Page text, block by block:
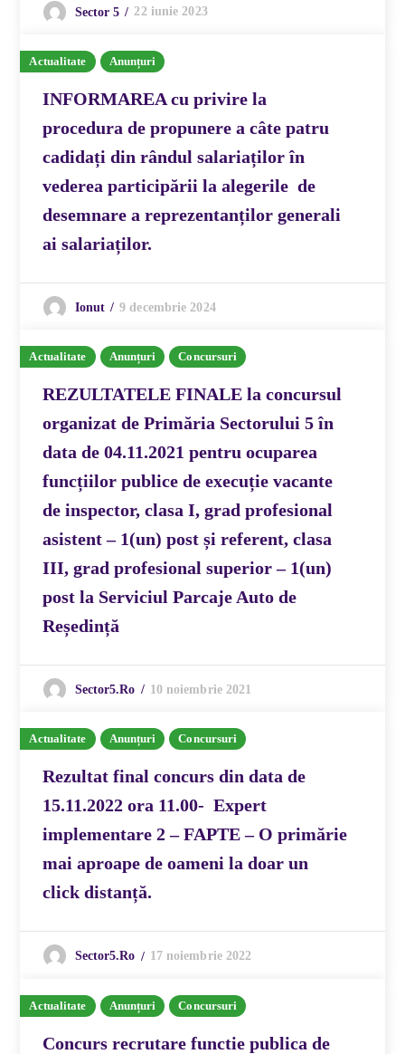
Sector 5 22 iunie 2023
Actualitate Anunțuri
INFORMAREA cu privire la
procedura de propunere a câte patru
cadidați din rândul salariaților în
vederea participării la alegerile de
desemnare a reprezentanților generali
ai salariaților.
Ionut 9 decembrie 2024
Actualitate Anunțuri Concursuri
REZULTATELE FINALE la concursul
organizat de Primăria Sectorului 5 în
data de 04.11.2021 pentru ocuparea
funcțiilor publice de execuție vacante
de inspector, clasa I, grad profesional
asistent – 1(un) post și referent, clasa
III, grad profesional superior – 1(un)
post la Serviciul Parcaje Auto de
Reședință
Sector5.ro 10 noiembrie 2021
Actualitate Anunțuri Concursuri
Rezultat final concurs din data de
15.11.2022 ora 11.00- Expert
implementare 2 – FAPTE – O primărie
mai aproape de oameni la doar un
click distanță.
Sector5.ro 17 noiembrie 2022
Actualitate Anunțuri Concursuri
Concurs recrutare functie publica de